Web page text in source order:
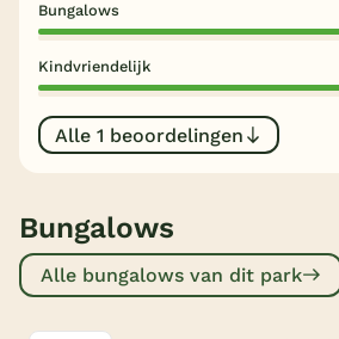
België
Blog
Onze e-boeken
Bungalows
Kindvriendelijk
Alle 1 beoordelingen
Bungalows
Alle bungalows van dit park